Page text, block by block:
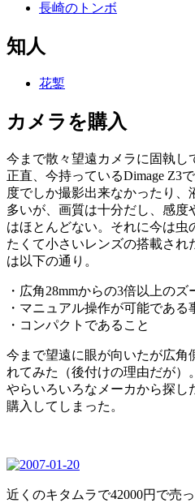
長崎のトンボ
知人
花鏨
カメラを購入
今まで散々望遠カメラに固執し
正直、今持っているDimage Z3
度でしか撮影出来なかったり、
多いが、画質は十分だし、感
はほとんどない。それに今は虫
たくて小さいレンズの搭載さ
は以下の通り。
・広角28mmからの3倍以上のズ
・マニュアル操作が可能である
・コンパクトであること
今まで望遠に眼が向いたが広角
れてみた（後付けの理由だが）
やらいろいろなメーカから探し
購入してしまった。
近くのキタムラで42000円で売